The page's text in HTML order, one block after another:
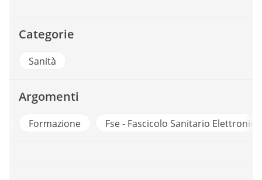
Categorie
Sanità
Argomenti
Formazione Fse - Fascicolo Sanitario Elettronico